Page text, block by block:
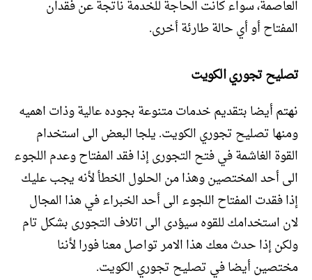
العاصمة، سواء كانت الحاجة للخدمة ناتجة عن فقدان
المفتاح أو أي حالة طارئة أخرى.
تصليح تجوري الكويت
نهتم أيضا بتقديم خدمات متنوعة بجوده عالية وذات اهميه
ومنها تصليح تجوري الكويت. يلجا البعض الى استخدام
القوة الغاشمة في فتح التجورى إذا فقد المفتاح وعدم اللجوء
الى أحد المختصين وهذا من الحلول الخطأ لأنه يجب عليك
إذا فقدت المفتاح اللجوء الى أحد الخبراء في هذا المجال
لان استخدامك للقوه سيؤدى الى اتلاف التجورى بشكل تام
ولكن إذا حدث معك هذا الامر تواصل معنا فورا لأننا
مختصين أيضا في تصليح تجوري الكويت.